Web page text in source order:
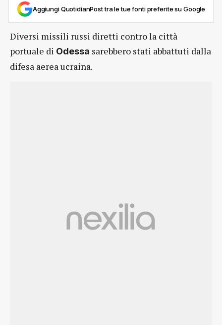
Aggiungi QuotidianPost tra le tue fonti preferite su Google
Diversi missili russi diretti contro la città
portuale di Odessa sarebbero stati abbattuti dalla
difesa aerea ucraina.